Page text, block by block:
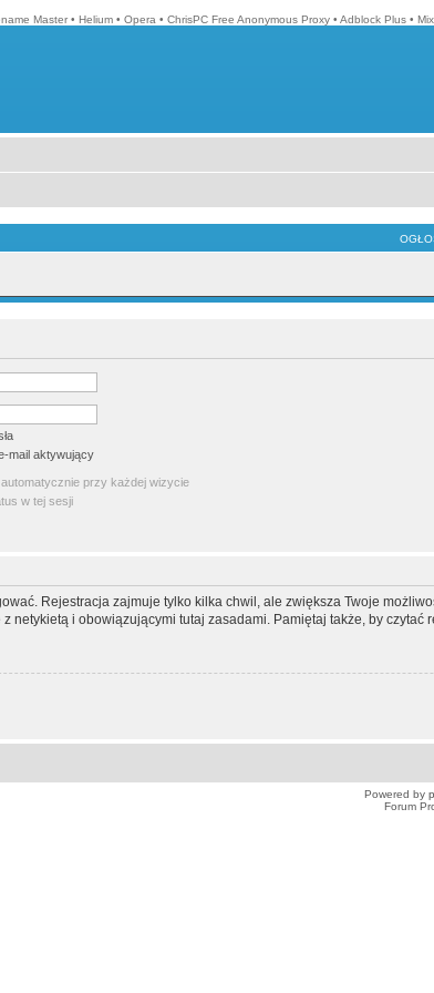
Master • Helium • Opera • ChrisPC Free Anonymous Proxy • Adblock Plus •
mail aktywujący
automatycznie przy każdej wizycie
w tej sesji
Rejestracja zajmuje tylko kilka chwil, ale zwiększa Twoje
netykietą i obowiązującymi tutaj zasadami. Pamiętaj także, by czytać
Powered by
Forum